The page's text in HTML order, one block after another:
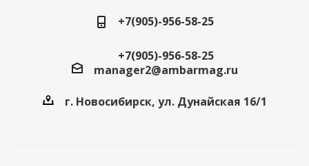
+7(905)-956-58-25
+7(905)-956-58-25
manager2@ambarmag.ru
г. Новосибирск, ул. Дунайская 16/1